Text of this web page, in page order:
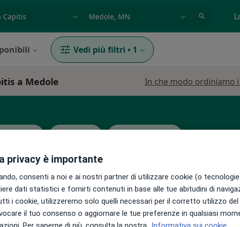
Vedi più filtri • 1
a Medole In che modo ordiniamo
Oggi
7 Ago
Domani
8 Ago
Dom,
9 Ago
Lun,
10 Ago
privacy è importante
consenti a noi e ai nostri partner di utilizzare cookie (o
dati statistici e fornirti contenuti in base alle tue abitudini di
i cookie, utilizzeremo solo quelli necessari per il corretto utilizzo
il tuo consenso o aggiornare le tue preferenze in qualsiasi